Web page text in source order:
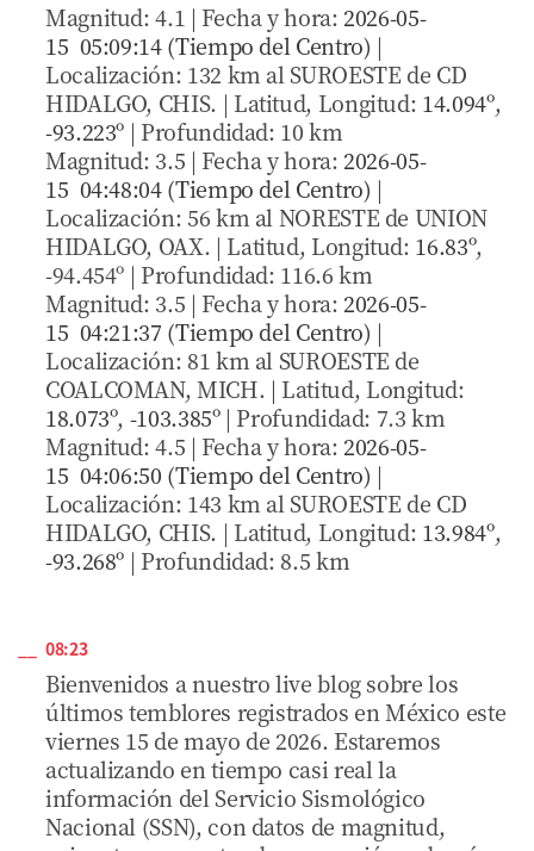
Magnitud: 4.1 | Fecha y hora: 2026-05-
15 05:09:14 (Tiempo del Centro) |
Localización: 132 km al SUROESTE de CD
HIDALGO, CHIS. | Latitud, Longitud: 14.094º,
-93.223º | Profundidad: 10 km
Magnitud: 3.5 | Fecha y hora: 2026-05-
15 04:48:04 (Tiempo del Centro) |
Localización: 56 km al NORESTE de UNION
HIDALGO, OAX. | Latitud, Longitud: 16.83º,
-94.454º | Profundidad: 116.6 km
Magnitud: 3.5 | Fecha y hora: 2026-05-
15 04:21:37 (Tiempo del Centro) |
Localización: 81 km al SUROESTE de
COALCOMAN, MICH. | Latitud, Longitud:
18.073º, -103.385º| Profundidad: 7.3 km
Magnitud: 4.5 | Fecha y hora: 2026-05-
15 04:06:50 (Tiempo del Centro) |
Localización: 143 km al SUROESTE de CD
HIDALGO, CHIS. | Latitud, Longitud: 13.984º,
-93.268º | Profundidad: 8.5 km
08:23
Bienvenidos a nuestro live blog sobre los
últimos temblores registrados en México este
viernes 15 de mayo de 2026. Estaremos
actualizando en tiempo casi real la
información del Servicio Sismológico
Nacional (SSN), con datos de magnitud,